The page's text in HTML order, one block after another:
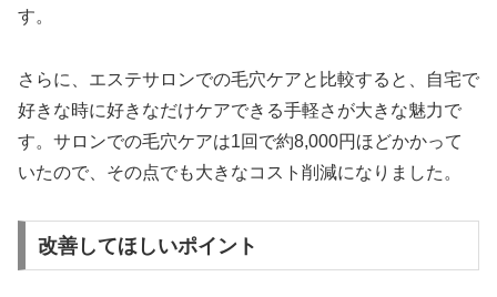
す。
さらに、エステサロンでの毛穴ケアと比較すると、自宅で
好きな時に好きなだけケアできる手軽さが大きな魅力で
す。サロンでの毛穴ケアは1回で約8,000円ほどかかって
いたので、その点でも大きなコスト削減になりました。
改善してほしいポイント